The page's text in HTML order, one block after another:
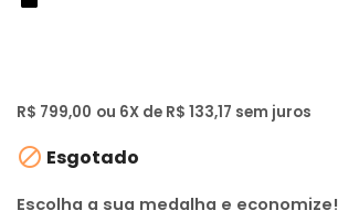
R$ 799,00 ou 6X de R$ 133,17 sem juros
 Esgotado
Escolha a sua medalha e economize!